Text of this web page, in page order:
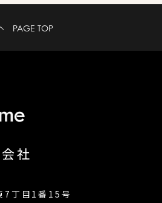
PAGE TOP
社
7丁目1番15号